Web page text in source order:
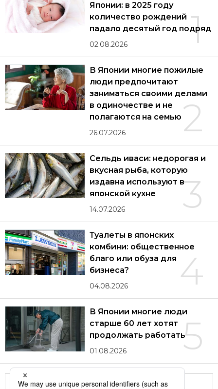
1
Японии: в 2025 году
количество рождений
падало десятый год подряд
02.08.2026
2
В Японии многие пожилые
люди предпочитают
заниматься своими делами
в одиночестве и не
полагаются на семью
26.07.2026
3
Сельдь иваси: недорогая и
вкусная рыба, которую
издавна используют в
японской кухне
14.07.2026
4
Туалеты в японских
комбини: общественное
благо или обуза для
бизнеса?
04.08.2026
5
В Японии многие люди
старше 60 лет хотят
продолжать работать
01.08.2026
Другие статьи по теме